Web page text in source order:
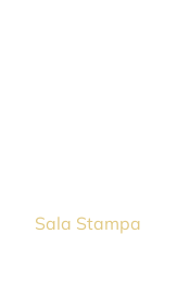
Sala Stampa